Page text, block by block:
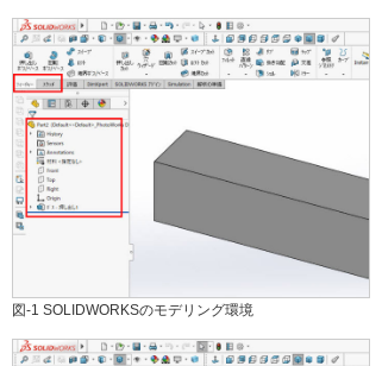
図-1 SOLIDWORKSのモデリング環境